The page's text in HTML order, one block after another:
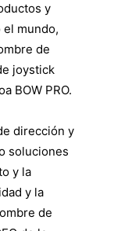
y
mundo,
de
joystick
BOW PRO.
dirección y
soluciones
y la
y la
de